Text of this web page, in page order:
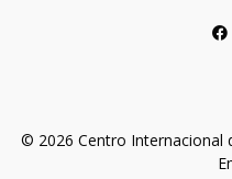
© 2026 Centro Internacional